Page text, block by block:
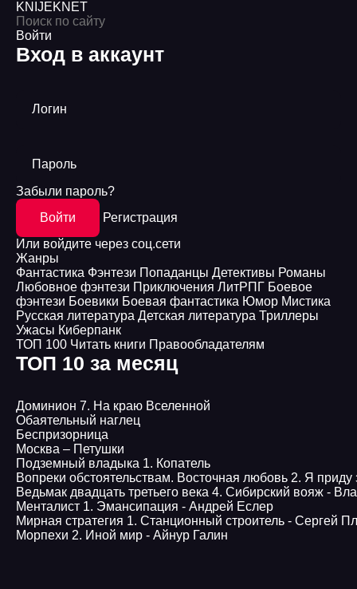
KNIJEKNET
Войти
Вход в аккаунт
Логин
Пароль
Забыли пароль?
Войти
Регистрация
Или войдите через соц.сети
Жанры
Фантастика Фэнтези Попаданцы Детективы Романы
Любовное фэнтези Приключения ЛитРПГ Боевое
фэнтези Боевики Боевая фантастика Юмор Мистика
Русская литература Детская литература Триллеры
Ужасы Киберпанк
ТОП 100 Читать книги Правообладателям
ТОП 10 за месяц
Доминион 7. На краю Вселенной
Обаятельный наглец
Беспризорница
Москва – Петушки
Подземный владыка 1. Копатель
Вопреки обстоятельствам. Восточная любовь 2. Я
Ведьмак двадцать третьего века 4. Сибирский вояж -
Менталист 1. Эмансипация - Андрей Еслер
Мирная стратегия 1. Станционный строитель - Сергей
Морпехи 2. Иной мир - Айнур Галин